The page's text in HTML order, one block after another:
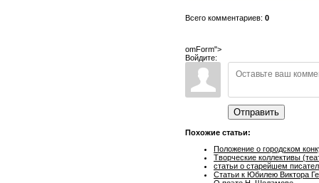
Всего комментариев: 0
omForm">
Войдите:
Отправить
Похожие статьи:
Положение о городском
Творческие коллективы
статьи о старейшем
Статьи к Юбилею Виктора